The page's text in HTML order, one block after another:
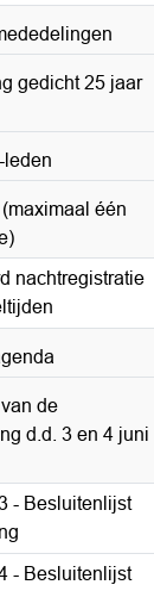
gedicht 25 jaar
leden
één
nachtregistratie
de
d.d. 3 en 4 juni
- Besluitenlijst
- Besluitenlijst